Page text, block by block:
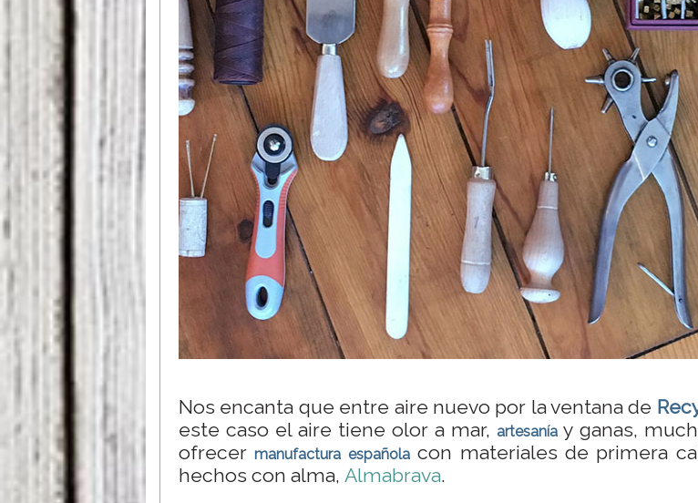
Nos encanta que entre aire nuevo por la ventana de
este caso el aire tiene olor a mar, artesanía y ganas,
ofrecermanufactura españolacon materiales de primera
hechos con alma, Almabrava.